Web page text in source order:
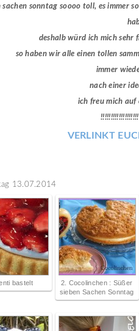
sachen sonntag soooo toll, es immer
deshalb würd ich mich sehr
so haben wir alle einen tollen
immer
nach einer
ich freu mich auf
VERLINKT
13.07.2014
bastelt
2. Cocolinchen : Süßer
sieben Sachen Sonntag